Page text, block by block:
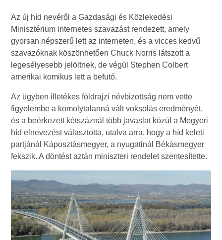
Az új híd nevéről a Gazdasági és Közlekedési
Minisztérium internetes szavazást rendezett, amely
gyorsan népszerű lett az interneten, és a vicces kedvű
szavazóknak köszönhetően Chuck Norris látszott a
legesélyesebb jelöltnek, de végül Stephen Colbert
amerikai komikus lett a befutó.
Az ügyben illetékes földrajzi névbizottság nem vette
figyelembe a komolytalanná vált voksolás eredményét,
és a beérkezett kétszáznál több javaslat közül a Megyeri
híd elnevezést választotta, utalva arra, hogy a híd keleti
partjánál Káposztásmegyer, a nyugatinál Békásmegyer
fekszik. A döntést aztán miniszteri rendelet szentesítette.